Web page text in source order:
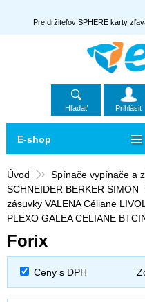
Pre držiteľov SPHERE karty
Hľadať Prihlásiť
Úvod
Spínače vypínače a
SCHNEIDER BERKER SIMON
zásuvky VALENA Céliane
PLEXO GALEA CELIANE
Forix
Ceny s DPH
E-shop